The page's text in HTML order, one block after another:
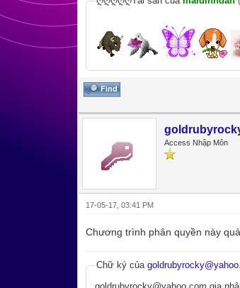
Find
Access Nhập Môn
17-05-17, 03:41 PM
Chương trình phân quyền này
Chữ ký của